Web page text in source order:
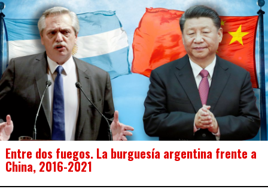
Entre dos fuegos. La burguesía argentina frente a
China, 2016-2021